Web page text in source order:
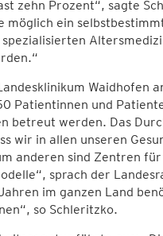
zehn Prozent“, sagte
möglich ein
Waidhofen
Patientinnen und
betreut werden. Das
wir in allen unseren
anderen sind Zentren
sprach der
im ganzen Land
so Schleritzko.